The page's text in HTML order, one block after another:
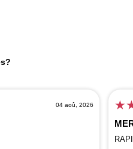
04 aoû, 2026 ★